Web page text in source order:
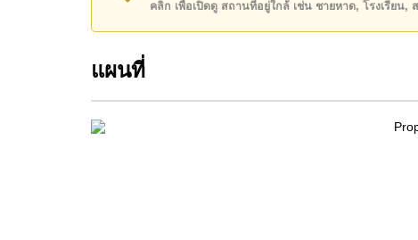
ติดต่อ Cornerstone Real Estate โทร
คลิก เพื่อเปิดดู สถานที่อยู่ใกล้ เช่น ชายหาด, โรงเรีย
แผนที่